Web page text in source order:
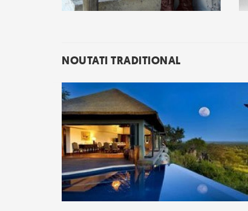
NOUTATI TRADITIONAL